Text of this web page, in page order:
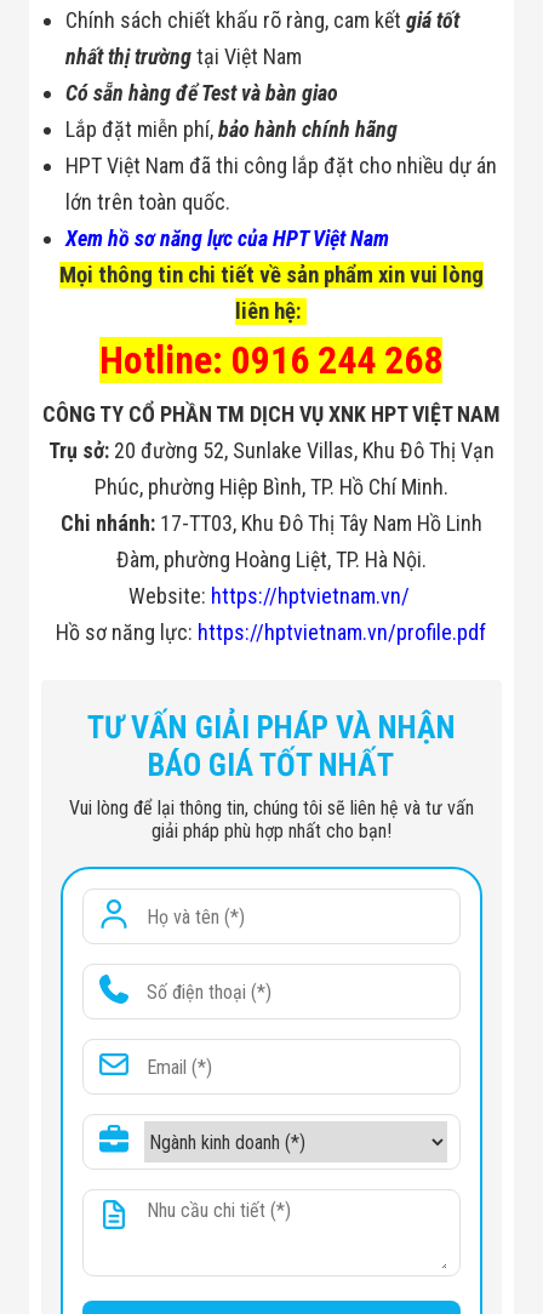
Nén
Máy Kiểm Tra
Máy Kiểm Tra
Bo Mạch Điện
Robot Tự Hành
Robot AI
SOÁT RA VÀO
Cổng Dò Kim
Loại
Máy Soi Hành
Lý (X-Ray)
Cổng Phân Làn
Tự Động
Nhận Diện
Khuôn Mặt
Nhẹ
Thiết Bị Ngành
Thực Phẩm
Matrixcope
Thiết Bị Ngành
Thiết Bị Ngành
Giáo Dục
Thủy Sản
Thiết Bị Ngành
Dự Án Triển
Dự Án Ngành
Dự Án Ngành
Siêu Thị - Ngân
Hàng
Dự Án Ngành
Giáo Dục -
Điện Tử
Dự Án Ngành
Công An - Quân
Chính sách chiết khấu rõ ràng, cam kếtgiá tốt
nhất thị trườngtại Việt Nam
Có sẵn hàng để Test và bàn giao
Lắp đặt miễn phí,bảo hành chính hãng
HPT Việt Nam đã thi công lắp đặt cho nhiều dự án
lớn trên toàn quốc.
Xem hồ sơ năng lực của HPT Việt Nam
Mọi thông tin chi tiết về sản phẩm xin vui lòng
liên hệ:
Hotline: 0916 244 268
CÔNG TY CỔ PHẦN TM DỊCH VỤ XNK HPT VIỆT NAM
Trụ sở: 20 đường 52, Sunlake Villas, Khu Đô Thị Vạn
Phúc, phường Hiệp Bình, TP. Hồ Chí Minh.
Chi nhánh:17-TT03, Khu Đô Thị Tây Nam Hồ Linh
Đàm, phường Hoàng Liệt, TP. Hà Nội.
Website: https://hptvietnam.vn/
Hồ sơ năng lực: https://hptvietnam.vn/profile.pdf
TƯ VẤN GIẢI PHÁP VÀ NHẬN
BÁO GIÁ TỐT NHẤT
Vui lòng để lại thông tin, chúng tôi sẽ liên hệ và tư vấn
giải pháp phù hợp nhất cho bạn!